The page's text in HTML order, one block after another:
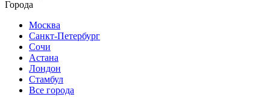
Города
Москва
Санкт-Петербург
Сочи
Астана
Лондон
Стамбул
Все города